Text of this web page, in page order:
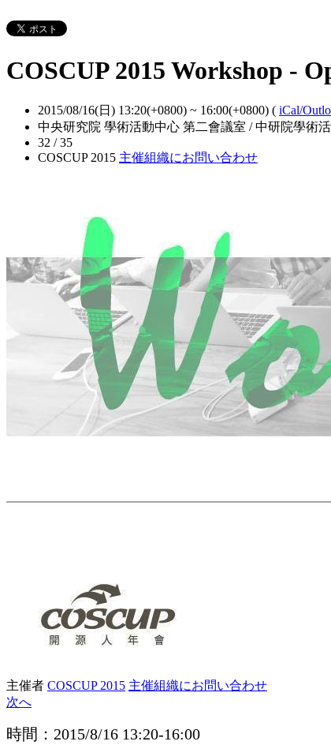
COSCUP 2015 Workshop -
2015/08/16(日) 13:20(+0800) ~ 16:00(+0800) ( iCal/
中央研究院 學術活動中心 第二會議室 / 中研院學術
32 / 35
COSCUP 2015 主催組織にお問い合わせ
主催者 COSCUP 2015 主催組織にお問い合わせ
次へ
時間：2015/8/16 13:20-16:00